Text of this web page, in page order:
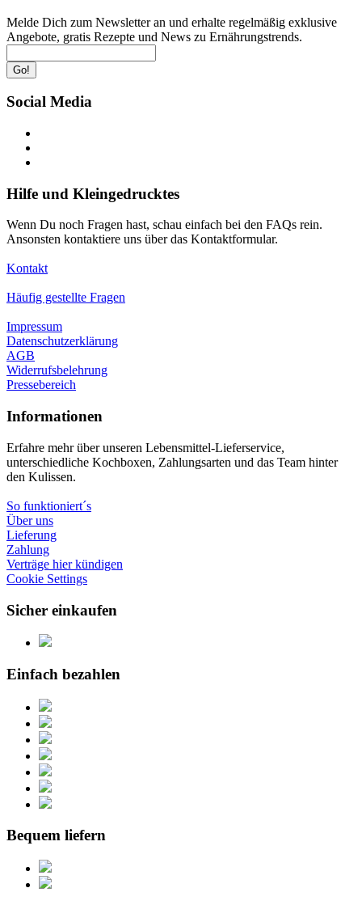
Melde Dich zum Newsletter an und erhalte regelmäßig exklusive
Angebote, gratis Rezepte und News zu Ernährungstrends.
Go!
Social Media
Hilfe und Kleingedrucktes
Wenn Du noch Fragen hast, schau einfach bei den FAQs rein.
Ansonsten kontaktiere uns über das Kontaktformular.
Kontakt
Häufig gestellte Fragen
Impressum
Datenschutzerklärung
AGB
Widerrufsbelehrung
Pressebereich
Informationen
Erfahre mehr über unseren Lebensmittel-Lieferservice,
unterschiedliche Kochboxen, Zahlungsarten und das Team hinter
den Kulissen.
So funktioniert´s
Über uns
Lieferung
Zahlung
Verträge hier kündigen
Cookie Settings
Sicher einkaufen
Einfach bezahlen
Bequem liefern